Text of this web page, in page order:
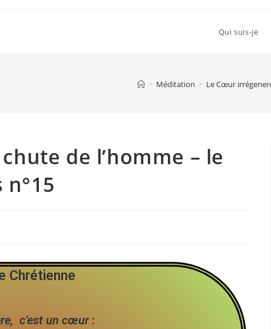
Qui suis-je
> Méditation > Le Cœur
de l’homme – le
Chrétienne
c’est un cœur :